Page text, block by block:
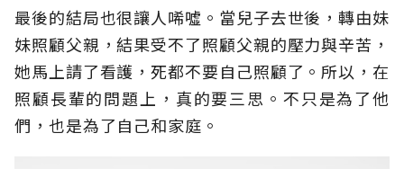
最後的結局也很讓人唏噓。當兒子去世後，轉由妹
妹照顧父親，結果受不了照顧父親的壓力與辛苦，
她馬上請了看護，死都不要自己照顧了。所以，在
照顧長輩的問題上，真的要三思。不只是為了他
們，也是為了自己和家庭。